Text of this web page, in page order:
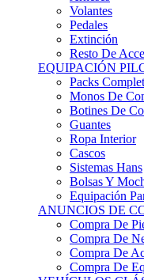
Volantes
Pedales
Extinción
Resto De
EQUIPACIÓN
Packs
Monos De
Botines De
Guantes
Ropa Interior
Cascos
Sistemas Hans
Bolsas Y
Equipación
ANUNCIOS DE
Compra De
Compra De
Compra De
Compra De